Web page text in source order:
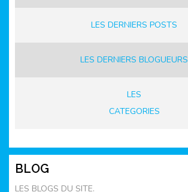
LES DERNIERS POSTS
LES DERNIERS BLOGUEURS
LES
CATEGORIES
BLOG
LES BLOGS DU SITE.